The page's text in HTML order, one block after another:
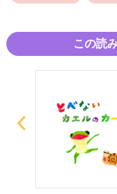
この読